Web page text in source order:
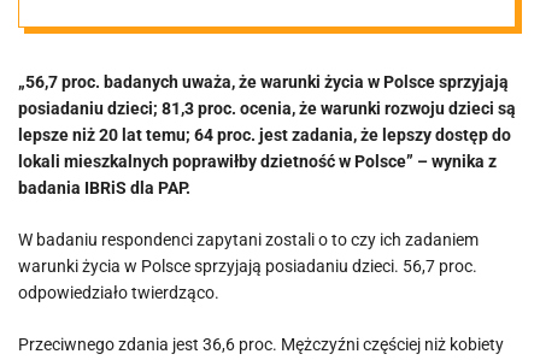
sądzą, że jest
lepiej, niż było
[SONDAŻ]
„56,7 proc. badanych uważa, że warunki życia w Polsce sprzyjają
posiadaniu dzieci; 81,3 proc. ocenia, że warunki rozwoju dzieci są
lepsze niż 20 lat temu; 64 proc. jest zadania, że lepszy dostęp do
lokali mieszkalnych poprawiłby dzietność w Polsce” – wynika z
badania IBRiS dla PAP.
W badaniu respondenci zapytani zostali o to czy ich zadaniem
warunki życia w Polsce sprzyjają posiadaniu dzieci. 56,7 proc.
odpowiedziało twierdząco.
Przeciwnego zdania jest 36,6 proc. Mężczyźni częściej niż kobiety